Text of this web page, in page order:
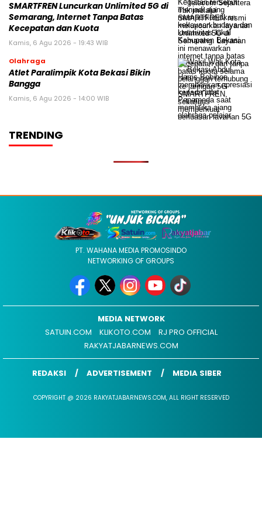
SMARTFREN Luncurkan Unlimited 5G di
Semarang, Internet Tanpa Batas
Kecepatan dan Kuota
Kamis, 6 Agu 2026 - 19:43 WIB
Olahraga
Atlet Paralimpik Kota Bekasi Bikin
Bangga
Kamis, 6 Agu 2026 - 14:00 WIB
TRENDING
PT. WAHANA MEDIA PROMOSINDO
NETWORKING OF GROUPS
MEDIA NETWORK
SATUIN.COM
KLIKOTO.COM
RJ PRO OFFICIAL
RAKYATJABARNEWS.COM
REDAKSI ADVERTISEMENT MEDIA SIBER
COPYRIGHT @ 2026 RAKYATJABARNEWS.COM, ALL RIGHT RESERVED